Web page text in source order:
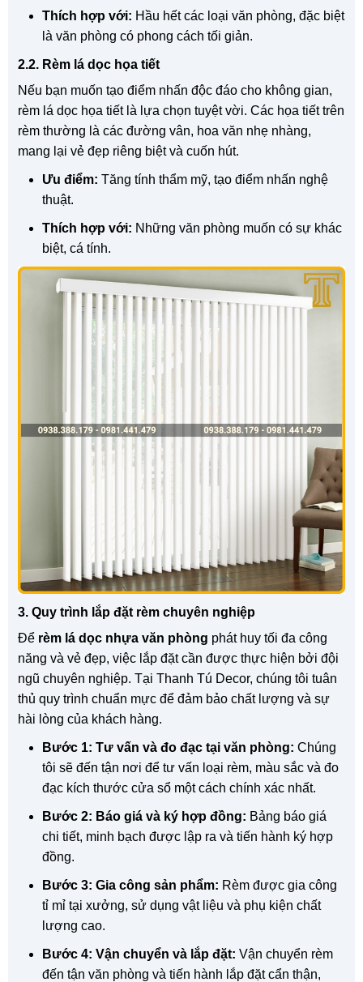
Thích hợp với: Hầu hết các loại văn phòng, đặc biệt
là văn phòng có phong cách tối giản.
2.2. Rèm lá dọc họa tiết
Nếu bạn muốn tạo điểm nhấn độc đáo cho không gian,
rèm lá dọc họa tiết là lựa chọn tuyệt vời. Các họa tiết trên
rèm thường là các đường vân, hoa văn nhẹ nhàng,
mang lại vẻ đẹp riêng biệt và cuốn hút.
Ưu điểm: Tăng tính thẩm mỹ, tạo điểm nhấn nghệ
thuật.
Thích hợp với: Những văn phòng muốn có sự khác
biệt, cá tính.
3. Quy trình lắp đặt rèm chuyên nghiệp
Để rèm lá dọc nhựa văn phòng phát huy tối đa công
năng và vẻ đẹp, việc lắp đặt cần được thực hiện bởi đội
ngũ chuyên nghiệp. Tại Thanh Tú Decor, chúng tôi tuân
thủ quy trình chuẩn mực để đảm bảo chất lượng và sự
hài lòng của khách hàng.
Bước 1: Tư vấn và đo đạc tại văn phòng: Chúng
tôi sẽ đến tận nơi để tư vấn loại rèm, màu sắc và đo
đạc kích thước cửa sổ một cách chính xác nhất.
Bước 2: Báo giá và ký hợp đồng: Bảng báo giá
chi tiết, minh bạch được lập ra và tiến hành ký hợp
đồng.
Bước 3: Gia công sản phẩm: Rèm được gia công
tỉ mỉ tại xưởng, sử dụng vật liệu và phụ kiện chất
lượng cao.
Bước 4: Vận chuyển và lắp đặt: Vận chuyển rèm
đến tận văn phòng và tiến hành lắp đặt cẩn thận,